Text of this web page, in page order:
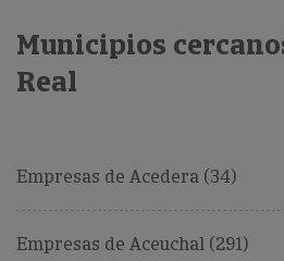
Municipios
Real
Empresas de Acedera (34)
Empresas de Aceuchal (291)